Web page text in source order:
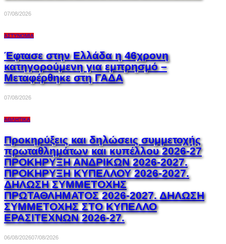
07/08/2026
ΑΣΤΥΝΟΜΊΑ
Έφτασε στην Ελλάδα η 46χρονη
κατηγορούμενη για εμπρησμό –
Μεταφέρθηκε στη ΓΑΔΑ
07/08/2026
ΑΘΛΗΤΙΚΆ
Προκηρύξεις και δηλώσεις συμμετοχής
πρωταθλημάτων και κυπέλλου 2026-27
ΠΡΟΚΗΡΥΞΗ ΑΝΔΡΙΚΩΝ 2026-2027.
ΠΡΟΚΗΡΥΞΗ ΚΥΠΕΛΛΟΥ 2026-2027.
ΔΗΛΩΣΗ ΣΥΜΜΕΤΟΧΗΣ
ΠΡΩΤΑΘΛΗΜΑΤΟΣ 2026-2027. ΔΗΛΩΣΗ
ΣΥΜΜΕΤΟΧΗΣ ΣΤΟ ΚΥΠΕΛΛΟ
ΕΡΑΣΙΤΕΧΝΩΝ 2026-27.
06/08/202607/08/2026